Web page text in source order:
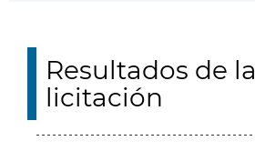
Resultados de la
licitación